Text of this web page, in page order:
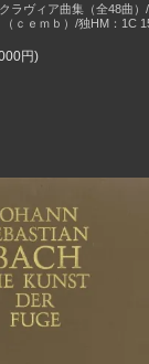
ラヴィア曲集（全48曲）/
ｃｅｍｂ）/独HM：1C
円)